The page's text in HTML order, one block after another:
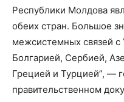
Республики Молдова
обеих стран. Большое
межсистемных связей с
Болгарией, Сербией,
Грецией и Турцией”, —
правительственном